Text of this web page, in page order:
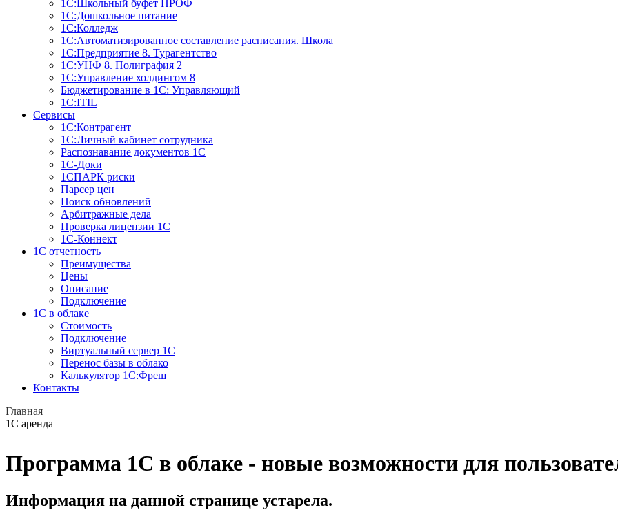
1С:Школьный буфет ПРОФ
1C:Дошкольное питание
1С:Колледж
1С:Автоматизированное составление расписания. Школа
1С:Предприятие 8. Турагентство
1С:УНФ 8. Полиграфия 2
1С:Управление холдингом 8
Бюджетирование в 1С: Управляющий
1С:ITIL
Сервисы
1C:Контрагент
1С:Личный кабинет сотрудника
Распознавание документов 1С
1С-Доки
1CПАРК риски
Парсер цен
Поиск обновлений
Арбитражные дела
Проверка лицензии 1С
1С-Коннект
1C отчетность
Преимущества
Цены
Описание
Подключение
1С в облаке
Стоимость
Подключение
Виртуальный сервер 1С
Перенос базы в облако
Калькулятор 1С:Фреш
Контакты
Главная
1С аренда
Программа 1С в облаке - новые возможности для
Информация на данной странице устарела.